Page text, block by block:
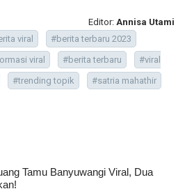
Editor: Annisa Utami
viral
#berita terbaru 2023
viral #berita terbaru
#viral
#trending topik
#satria mahathir
Tamu Banyuwangi Viral, Dua